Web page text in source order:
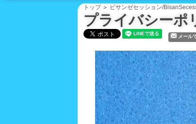
トップ＞ ビサンゼセッション/
プライバシー
メール